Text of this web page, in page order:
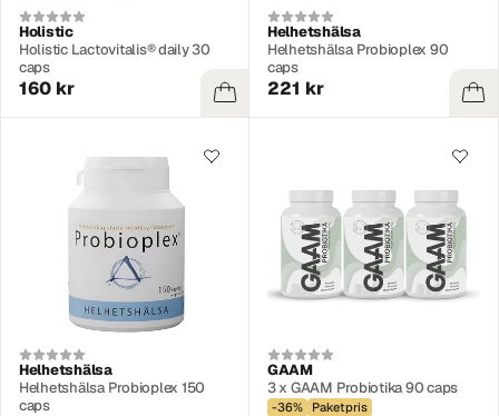
Holistic
Holistic Lactovitalis® daily 30
caps
160 kr
Helhetshälsa
Helhetshälsa Probioplex 90
caps
221 kr
Helhetshälsa
Helhetshälsa Probioplex 150
caps
GAAM
3 x GAAM Probiotika 90 caps
-36% Paketpris